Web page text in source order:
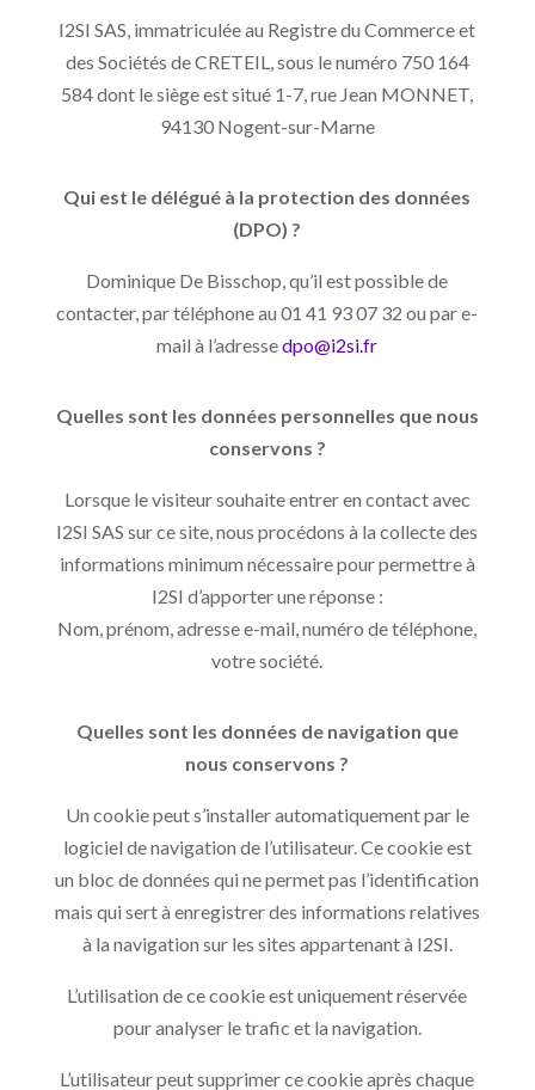
I2SI SAS, immatriculée au Registre du Commerce et
des Sociétés de CRETEIL, sous le numéro 750 164
584 dont le siège est situé 1-7, rue Jean MONNET,
94130 Nogent-sur-Marne
Qui est le délégué à la protection des données
(DPO) ?
Dominique De Bisschop, qu’il est possible de
contacter, par téléphone au 01 41 93 07 32 ou par e-
mail à l’adressedpo@i2si.fr
Quelles sont les données personnelles que nous
conservons ?
Lorsque le visiteur souhaite entrer en contact avec
I2SI SAS sur ce site, nous procédons à la collecte des
informations minimum nécessaire pour permettre à
I2SI d’apporter une réponse :
Nom, prénom, adresse e-mail, numéro de téléphone,
votre société.
Quelles sont les données de navigation que
nous conservons ?
Un cookie peut s’installer automatiquement par le
logiciel de navigation de l’utilisateur. Ce cookie est
un bloc de données qui ne permet pas l’identification
mais qui sert à enregistrer des informations relatives
à la navigation sur les sites appartenant à I2SI.
L’utilisation de ce cookie est uniquement réservée
pour analyser le trafic et la navigation.
L’utilisateur peut supprimer ce cookie après chaque